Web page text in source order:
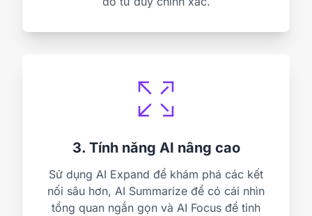
3. Tính năng AI nâng cao
Sử dụng AI Expand để khám phá các kết
nối sâu hơn, AI Summarize để có cái nhìn
tổng quan ngắn gọn và AI Focus để tinh